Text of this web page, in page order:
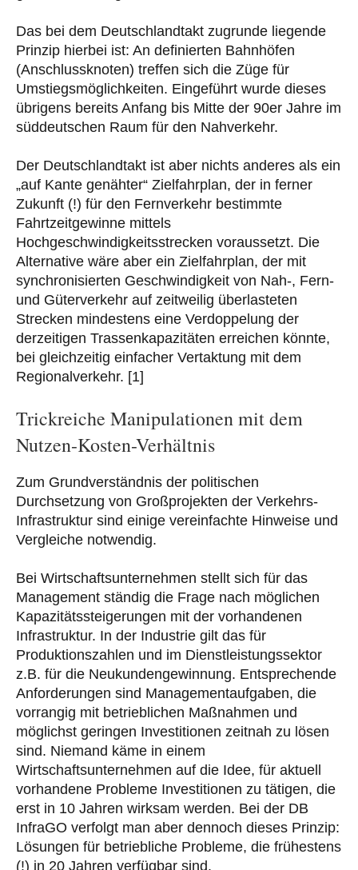
Das bei dem Deutschlandtakt zugrunde liegende
Prinzip hierbei ist: An definierten Bahnhöfen
(Anschlussknoten) treffen sich die Züge für
Umstiegsmöglichkeiten. Eingeführt wurde dieses
übrigens bereits Anfang bis Mitte der 90er Jahre im
süddeutschen Raum für den Nahverkehr.
Der Deutschlandtakt ist aber nichts anderes als ein
„auf Kante genähter“ Zielfahrplan, der in ferner
Zukunft (!) für den Fernverkehr bestimmte
Fahrtzeitgewinne mittels
Hochgeschwindigkeitsstrecken voraussetzt. Die
Alternative wäre aber ein Zielfahrplan, der mit
synchronisierten Geschwindigkeit von Nah-, Fern-
und Güterverkehr auf zeitweilig überlasteten
Strecken mindestens eine Verdoppelung der
derzeitigen Trassenkapazitäten erreichen könnte,
bei gleichzeitig einfacher Vertaktung mit dem
Regionalverkehr. [1]
Trickreiche Manipulationen mit dem
Nutzen-Kosten-Verhältnis
Zum Grundverständnis der politischen
Durchsetzung von Großprojekten der Verkehrs-
Infrastruktur sind einige vereinfachte Hinweise und
Vergleiche notwendig.
Bei Wirtschaftsunternehmen stellt sich für das
Management ständig die Frage nach möglichen
Kapazitätssteigerungen mit der vorhandenen
Infrastruktur. In der Industrie gilt das für
Produktionszahlen und im Dienstleistungssektor
z.B. für die Neukundengewinnung. Entsprechende
Anforderungen sind Managementaufgaben, die
vorrangig mit betrieblichen Maßnahmen und
möglichst geringen Investitionen zeitnah zu lösen
sind. Niemand käme in einem
Wirtschaftsunternehmen auf die Idee, für aktuell
vorhandene Probleme Investitionen zu tätigen, die
erst in 10 Jahren wirksam werden. Bei der DB
InfraGO verfolgt man aber dennoch dieses Prinzip:
Lösungen für betriebliche Probleme, die frühestens
(!) in 20 Jahren verfügbar sind.